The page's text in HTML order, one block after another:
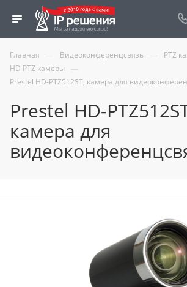
Главная — Видеоконференцсвязь — PTZ
HD PTZ камеры —
Prestel HD-PTZ512ST, камера для
Prestel HD-
камера для